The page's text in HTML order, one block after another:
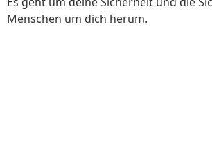
Menschen um dich herum.